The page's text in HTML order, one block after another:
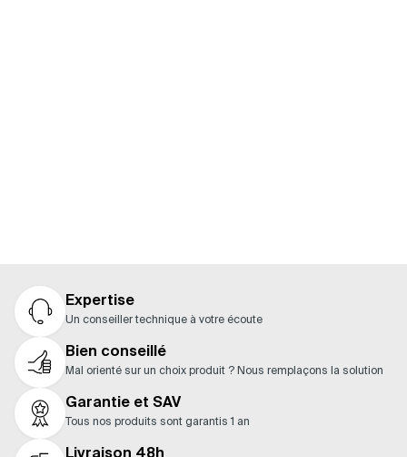
Expertise
Un conseiller technique à votre écoute
Bien conseillé
Mal orienté sur un choix produit ? Nous remplaçons la solution
Garantie et SAV
Tous nos produits sont garantis 1 an